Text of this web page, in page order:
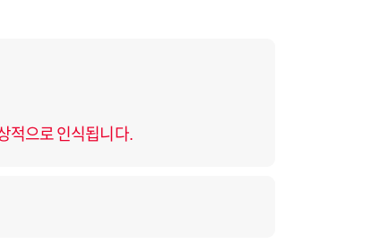
적으로 인식됩니다.